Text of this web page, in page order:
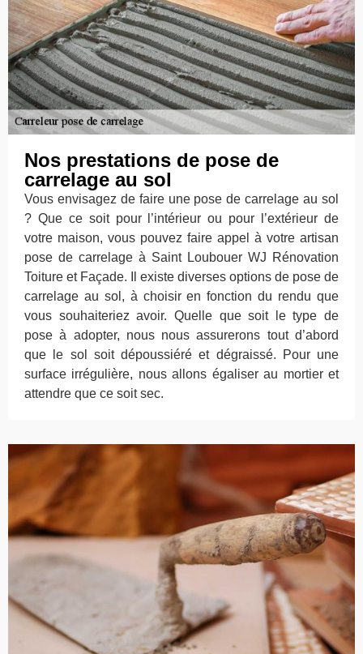
Nos prestations de pose de
carrelage au sol
Vous envisagez de faire une pose de carrelage au sol
? Que ce soit pour l’intérieur ou pour l’extérieur de
votre maison, vous pouvez faire appel à votre artisan
pose de carrelage à Saint Loubouer WJ Rénovation
Toiture et Façade. Il existe diverses options de pose de
carrelage au sol, à choisir en fonction du rendu que
vous souhaiteriez avoir. Quelle que soit le type de
pose à adopter, nous nous assurerons tout d’abord
que le sol soit dépoussiéré et dégraissé. Pour une
surface irrégulière, nous allons égaliser au mortier et
attendre que ce soit sec.